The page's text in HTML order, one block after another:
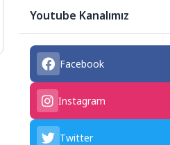
Youtube Kanalımız
Facebook
Instagram
Twitter